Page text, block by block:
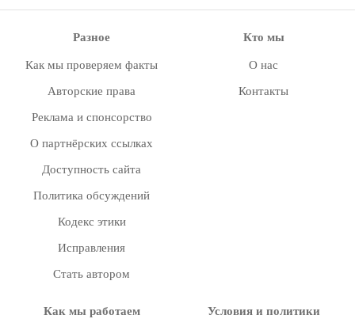
Разное
Как мы проверяем факты
Авторские права
Реклама и спонсорство
О партнёрских ссылках
Доступность сайта
Политика обсуждений
Кодекс этики
Исправления
Стать автором
Кто мы
О нас
Контакты
Как мы работаем Условия и политики